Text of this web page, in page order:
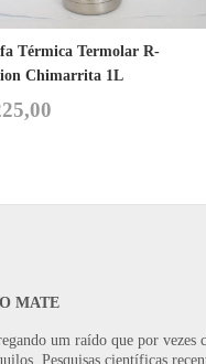
Térmica Termolar R-
Chimarrita 1L
MATE
um raído que por vezes
Pesquisas científicas